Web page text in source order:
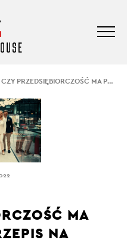
CZY PRZEDSIĘBIORCZOŚĆ MA PŁEĆ? KRÓTKI PRZEPIS NA SUKCES
MA
NA